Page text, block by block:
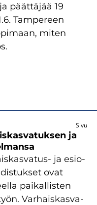
päät­tä­jää 19
Tam­pe­reen
miten
Sivu
ja
ja esio­
ovat
pai­kal­lis­ten
Var­hais­kas­va­